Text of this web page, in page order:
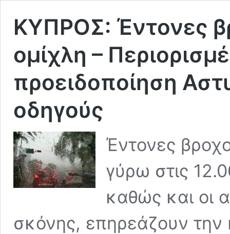
ΚΥΠΡΟΣ: Έντονες
ομίχλη –
προειδοποίηση
οδηγούς
Έντονες
γύρω στις
καθώς και οι
σκόνης, επηρεάζουν την